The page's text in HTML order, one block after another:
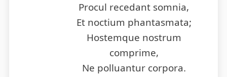
Procul recedant somnia,
Et noctium phantasmata;
Hostemque nostrum
comprime,
Ne polluantur corpora.